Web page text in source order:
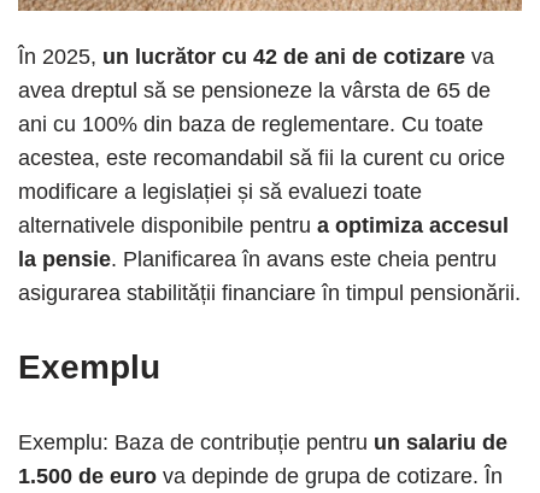
În 2025, un lucrător cu 42 de ani de cotizare va
avea dreptul să se pensioneze la vârsta de 65 de
ani cu 100% din baza de reglementare. Cu toate
acestea, este recomandabil să fii la curent cu orice
modificare a legislației și să evaluezi toate
alternativele disponibile pentru a optimiza accesul
la pensie. Planificarea în avans este cheia pentru
asigurarea stabilității financiare în timpul pensionării.
Exemplu
Exemplu: Baza de contribuție pentru un salariu de
1.500 de euro va depinde de grupa de cotizare. În